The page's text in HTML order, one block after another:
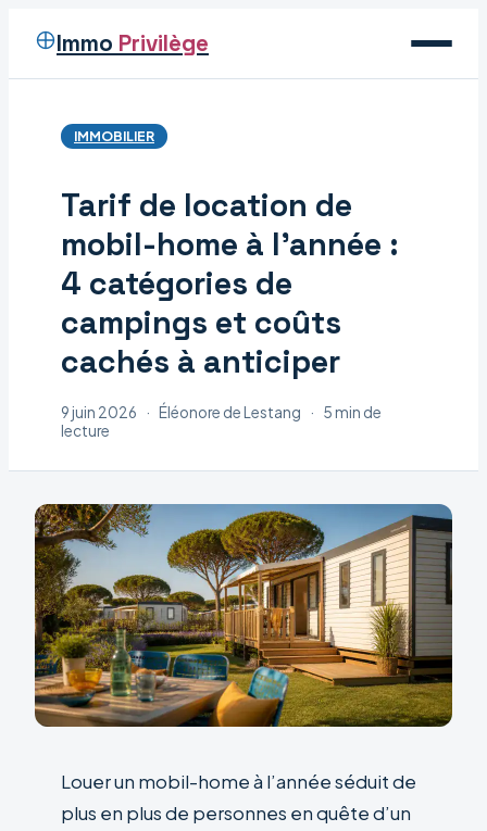
Immo Privilège
Voyage
Maison
Déco
IMMOBILIER
Tarif de location de
mobil-home à l’année :
4 catégories de
campings et coûts
cachés à anticiper
9 juin 2026 · Éléonore de Lestang · 5 min de
lecture
Louer un mobil-home à l’année séduit de
plus en plus de personnes en quête d’un